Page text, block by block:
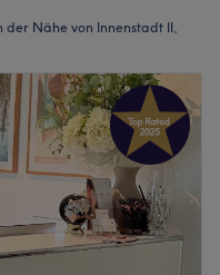
Nähe von Innenstadt II,